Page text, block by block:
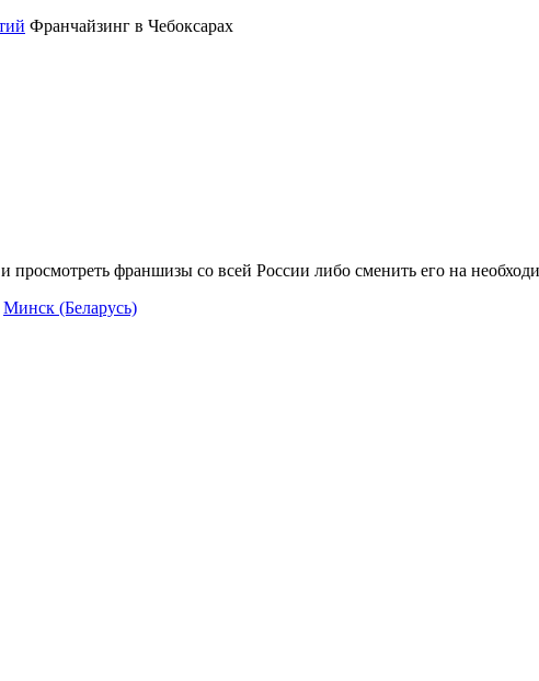
Франчайзинг в Чебоксарах
и просмотреть франшизы со всей России либо сменить его на
Минск (Беларусь)